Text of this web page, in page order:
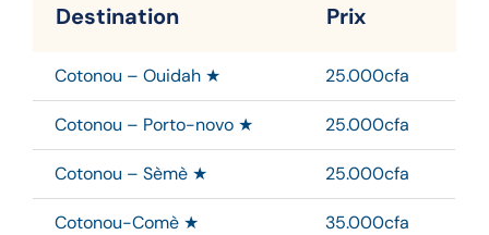
Destination Prix
Cotonou – Ouidah ★ 25.000cfa
Cotonou – Porto-novo ★ 25.000cfa
Cotonou – Sèmè ★ 25.000cfa
Cotonou-Comè ★ 35.000cfa